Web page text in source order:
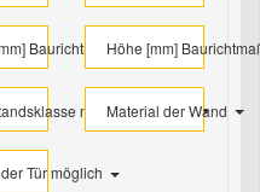
BaurichtmaßHöhe [mm]
n. DIN 1627 ENV
Material der Wand
?Tür möglich